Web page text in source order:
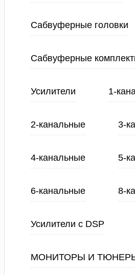
Сабвуферные головки
Сабвуферные
Усилители 1-
2-канальные 3-
4-канальные 5-
6-канальные 8-
Усилители с DSP
МОНИТОРЫ И